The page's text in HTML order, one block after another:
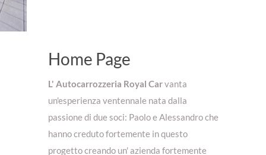
Home Page
L' Autocarrozzeria Royal Carvanta
un'esperienza ventennale nata dalla
passione di due soci: Paolo e Alessandro che
hanno creduto fortemente in questo
progetto creando un' azienda fortemente